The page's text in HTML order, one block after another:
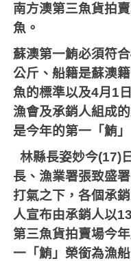
南方澳第三魚貨拍
魚。
蘇澳第一鮪必須符合
公斤、船籍是蘇澳
魚的標準以及4月 1
漁會及承銷人組成
是今年的第一「鮪」
林縣長姿妙今(17)
長、漁業署張致盛
打氣之下，各個承
人宣布由承銷人以
第三魚貨拍賣場今
一「鮪」榮銜為漁